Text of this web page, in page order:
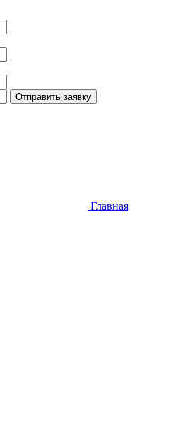
Отправить заявку
Главная